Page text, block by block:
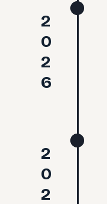
2026
2027